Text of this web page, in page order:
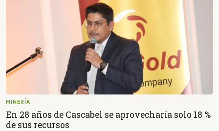
MINERÍA
En 28 años de Cascabel se aprovecharía solo 18 %
de sus recursos